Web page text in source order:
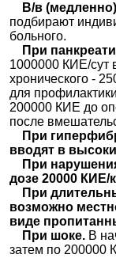
В/в
подбирают
больного.
При
1000000 КИЕ/сут
хронического -
для
200000 КИЕ до
после
При
вводят в
При
дозе 20000 КИЕ/
При
возможно
виде
При шоке. В
затем по 200000